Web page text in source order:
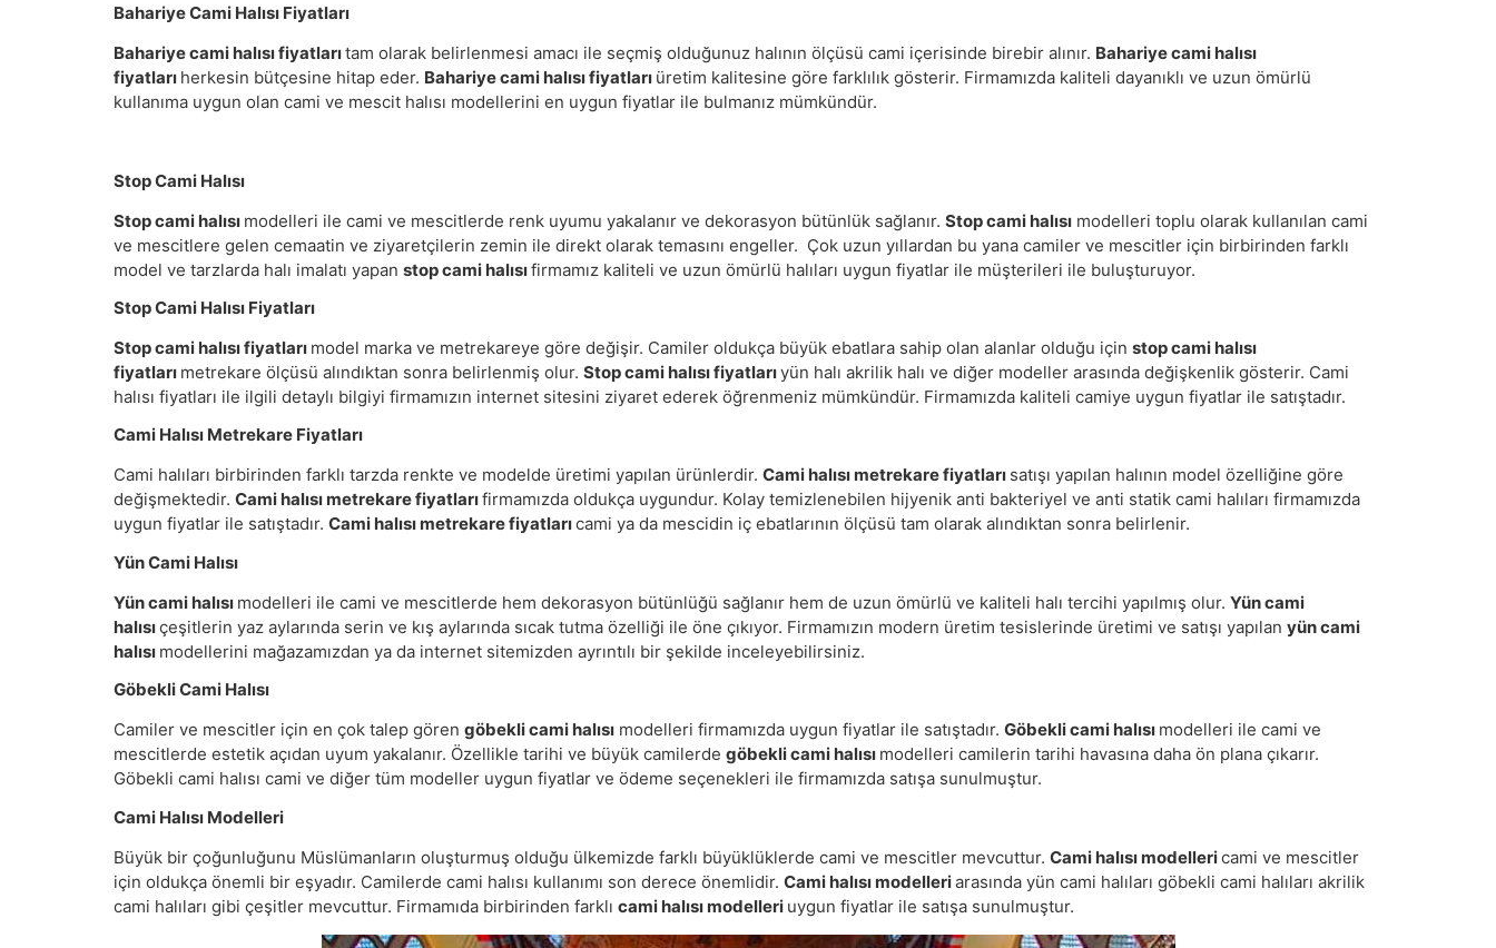
Bahariye Cami Halısı Fiyatları
Bahariye cami halısı fiyatlarıtam olarak belirlenmesi amacı ile seçmiş olduğunuz halının ölçüsü cami içerisinde birebir alınır. Bahariye cami halısı
fiyatları herkesin bütçesine hitap eder. Bahariye cami halısı fiyatları üretim kalitesine göre farklılık gösterir. Firmamızda kaliteli dayanıklı ve uzun ömürlü
kullanıma uygun olan cami ve mescit halısı modellerini en uygun fiyatlar ile bulmanız mümkündür.
Stop Cami Halısı
Stop cami halısı modelleri ile cami ve mescitlerde renk uyumu yakalanır ve dekorasyon bütünlük sağlanır. Stop cami halısı modelleri toplu olarak kullanılan cami
ve mescitlere gelen cemaatin ve ziyaretçilerin zemin ile direkt olarak temasını engeller. Çok uzun yıllardan bu yana camiler ve mescitler için birbirinden farklı
model ve tarzlarda halı imalatı yapan stop cami halısıfirmamız kaliteli ve uzun ömürlü halıları uygun fiyatlar ile müşterileri ile buluşturuyor.
Stop Cami Halısı Fiyatları
Stop cami halısı fiyatları model marka ve metrekareye göre değişir. Camiler oldukça büyük ebatlara sahip olan alanlar olduğu için stop cami halısı
fiyatları metrekare ölçüsü alındıktan sonra belirlenmiş olur. Stop cami halısı fiyatlarıyün halı akrilik halı ve diğer modeller arasında değişkenlik gösterir. Cami
halısı fiyatları ile ilgili detaylı bilgiyi firmamızın internet sitesini ziyaret ederek öğrenmeniz mümkündür. Firmamızda kaliteli camiye uygun fiyatlar ile satıştadır.
Cami Halısı Metrekare Fiyatları
Cami halıları birbirinden farklı tarzda renkte ve modelde üretimi yapılan ürünlerdir. Cami halısı metrekare fiyatları satışı yapılan halının model özelliğine göre
değişmektedir. Cami halısı metrekare fiyatlarıfirmamızda oldukça uygundur. Kolay temizlenebilen hijyenik anti bakteriyel ve anti statik cami halıları firmamızda
uygun fiyatlar ile satıştadır. Cami halısı metrekare fiyatlarıcami ya da mescidin iç ebatlarının ölçüsü tam olarak alındıktan sonra belirlenir.
Yün Cami Halısı
Yün cami halısı modelleri ile cami ve mescitlerde hem dekorasyon bütünlüğü sağlanır hem de uzun ömürlü ve kaliteli halı tercihi yapılmış olur. Yün cami
halısıçeşitlerin yaz aylarında serin ve kış aylarında sıcak tutma özelliği ile öne çıkıyor. Firmamızın modern üretim tesislerinde üretimi ve satışı yapılan yün cami
halısı modellerini mağazamızdan ya da internet sitemizden ayrıntılı bir şekilde inceleyebilirsiniz.
Göbekli Cami Halısı
Camiler ve mescitler için en çok talep gören göbekli cami halısı modelleri firmamızda uygun fiyatlar ile satıştadır. Göbekli cami halısı modelleri ile cami ve
mescitlerde estetik açıdan uyum yakalanır. Özellikle tarihi ve büyük camilerde göbekli cami halısı modelleri camilerin tarihi havasına daha ön plana çıkarır.
Göbekli cami halısı cami ve diğer tüm modeller uygun fiyatlar ve ödeme seçenekleri ile firmamızda satışa sunulmuştur.
Cami Halısı Modelleri
Büyük bir çoğunluğunu Müslümanların oluşturmuş olduğu ülkemizde farklı büyüklüklerde cami ve mescitler mevcuttur. Cami halısı modellericami ve mescitler
için oldukça önemli bir eşyadır. Camilerde cami halısı kullanımı son derece önemlidir. Cami halısı modelleriarasında yün cami halıları göbekli cami halıları akrilik
cami halıları gibi çeşitler mevcuttur. Firmamıda birbirinden farklı cami halısı modelleri uygun fiyatlar ile satışa sunulmuştur.